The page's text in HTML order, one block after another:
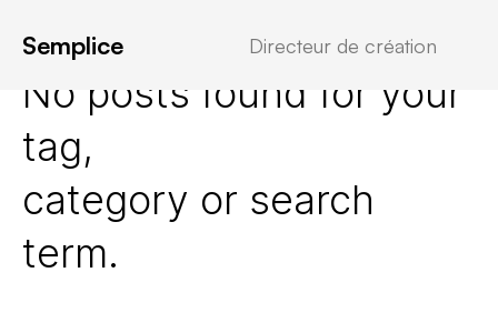
Semplice Directeur de création
No posts found for your
tag,
category or search
term.